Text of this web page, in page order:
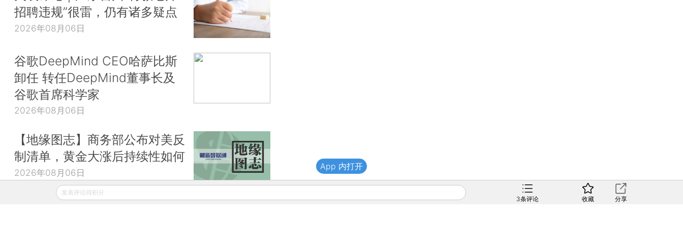
招聘违规”很雷，仍有诸多疑点
2026年08月06日
谷歌DeepMind CEO哈萨比斯
卸任 转任DeepMind董事长及
谷歌首席科学家
2026年08月06日
【地缘图志】商务部公布对美反
制清单，黄金大涨后持续性如何
2026年08月06日
发表评论得积分
3条评论 收藏 分享
App 内打开